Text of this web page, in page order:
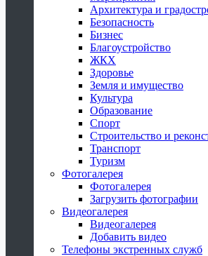
Архитектура и
Безопасность
Бизнес
Благоустройство
ЖКХ
Здоровье
Земля и имущество
Культура
Образование
Спорт
Строительство и
Транспорт
Туризм
Фотогалерея
Фотогалерея
Загрузить фотографии
Видеогалерея
Видеогалерея
Добавить видео
Телефоны экстренных служб